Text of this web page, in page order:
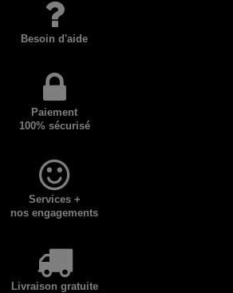
Besoin d'aide
Paiement
100% sécurisé
Services +
nos engagements
Livraison gratuite